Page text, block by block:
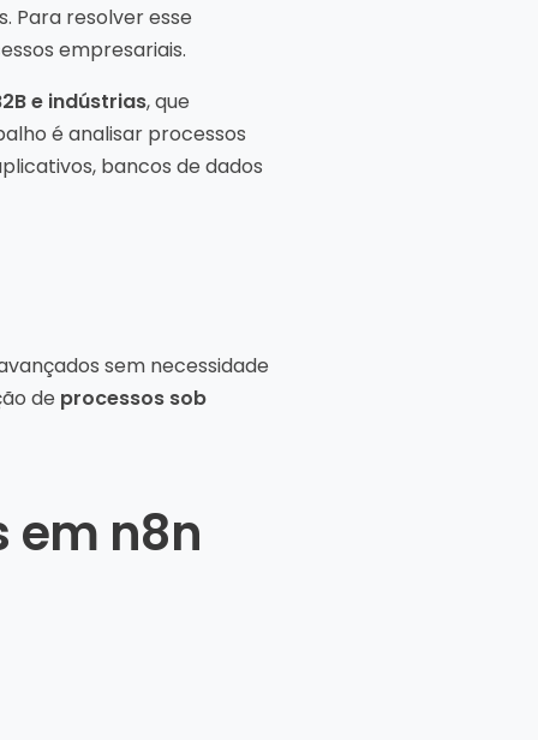
Para resolver esse
empresariais.
e indústrias, que
é analisar processos
bancos de dados
sem necessidade
de processos sob
em n8n